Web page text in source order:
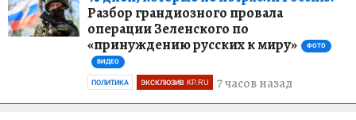
Разбор грандиозного провала
операции Зеленского по
«принуждению русских к миру»
ФОТО
ВИДЕО
7 часов назад
ПОЛИТИКА ЭКСКЛЮЗИВ KP.RU